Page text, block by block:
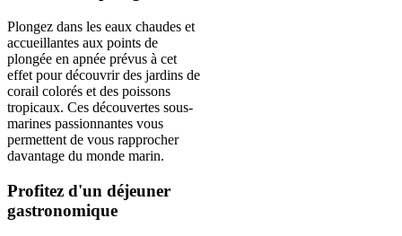
Plongez dans les eaux chaudes et
accueillantes aux points de
plongée en apnée prévus à cet
effet pour découvrir des jardins de
corail colorés et des poissons
tropicaux. Ces découvertes sous-
marines passionnantes vous
permettent de vous rapprocher
davantage du monde marin.
Profitez d'un déjeuner
gastronomique